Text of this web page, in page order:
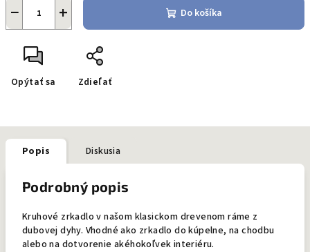
+
− Do košíka
Opýtať sa Zdieľať
Popis Diskusia
Podrobný popis
Kruhové zrkadlo v našom klasickom drevenom ráme z
dubovej dyhy. Vhodné ako zrkadlo do kúpelne, na chodbu
alebo na dotvorenie akéhokoľvek interiéru.